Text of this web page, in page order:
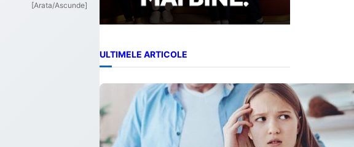
[Arata/Ascunde]
ULTIMELE ARTICOLE